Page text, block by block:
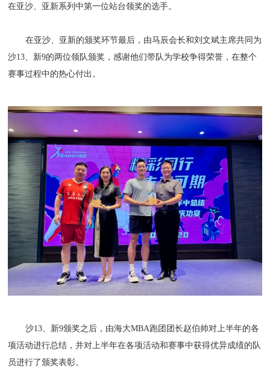
在亚沙、亚新系列中第一位站台领奖的选手。
在亚沙、亚新的颁奖环节最后，由马辰会长和刘文斌主席共同为
沙13、新9的两位领队颁奖，感谢他们带队为学校争得荣誉，在整个
赛事过程中的热心付出。
沙13、新9颁奖之后，由海大MBA跑团团长赵伯帅对上半年的各
项活动进行总结，并对上半年在各项活动和赛事中获得优异成绩的队
员进行了颁奖表彰。